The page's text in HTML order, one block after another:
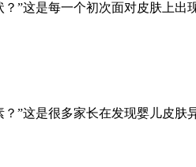
”这是每一个初次面对皮肤上
”这是很多家长在发现婴儿皮